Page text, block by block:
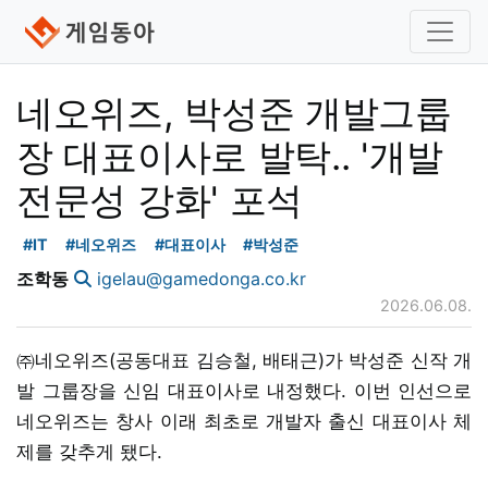
네오위즈, 박성준 개발그룹
장 대표이사로 발탁.. '개발
전문성 강화' 포석
#IT #네오위즈 #대표이사 #박성준
조학동 igelau@gamedonga.co.kr
2026.06.08.
㈜네오위즈(공동대표 김승철, 배태근)가 박성준 신작 개
발 그룹장을 신임 대표이사로 내정했다. 이번 인선으로
네오위즈는 창사 이래 최초로 개발자 출신 대표이사 체
제를 갖추게 됐다.